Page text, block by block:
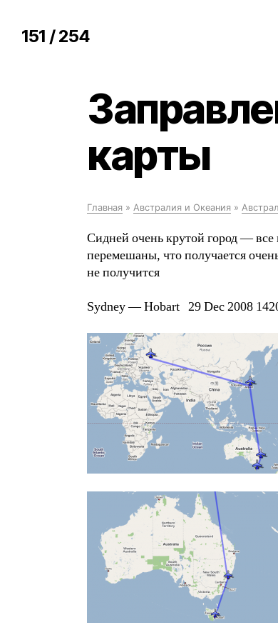
151 / 254
карты
Главная » Австралия и Океания »
Сидней очень крутой город — все
перемешаны, что получается
не получится
Sydney — Hobart 29 Dec 2008